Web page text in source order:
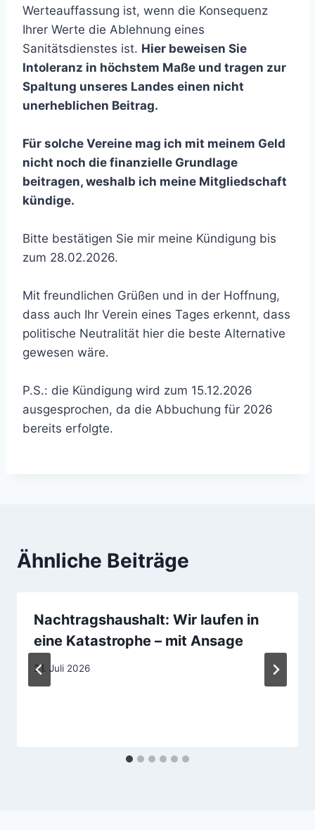
Werteauffassung ist, wenn die Konsequenz
Ihrer Werte die Ablehnung eines
Sanitätsdienstes ist. Hier beweisen Sie
Intoleranz in höchstem Maße und tragen zur
Spaltung unseres Landes einen nicht
unerheblichen Beitrag.
Für solche Vereine mag ich mit meinem Geld
nicht noch die finanzielle Grundlage
beitragen, weshalb ich meine Mitgliedschaft
kündige.
Bitte bestätigen Sie mir meine Kündigung bis
zum 28.02.2026.
Mit freundlichen Grüßen und in der Hoffnung,
dass auch Ihr Verein eines Tages erkennt, dass
politische Neutralität hier die beste Alternative
gewesen wäre.
P.S.: die Kündigung wird zum 15.12.2026
ausgesprochen, da die Abbuchung für 2026
bereits erfolgte.
Ähnliche Beiträge
Nachtragshaushalt: Wir laufen in
eine Katastrophe – mit Ansage
31. Juli 2026